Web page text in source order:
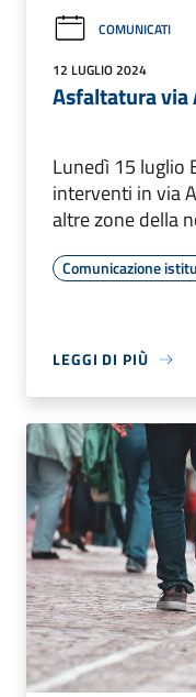
COMUNICATI
12 LUGLIO 2024
Asfaltatura via
Lunedì 15 luglio
interventi in via
altre zone della
Comunicazione
LEGGI DI PIÙ